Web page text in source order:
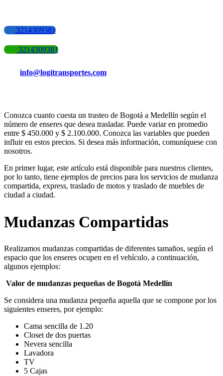
3214309381
3214309381
info@logitransportes.com
Conozca cuanto cuesta un trasteo de Bogotá a Medellín según el
número de enseres que desea trasladar. Puede variar en promedio
entre $ 450.000 y $ 2.100.000. Conozca las variables que pueden
influir en estos precios. Si desea más información, comuníquese con
nosotros.
En primer lugar, este artículo está disponible para nuestros clientes,
por lo tanto, tiene ejemplos de precios para los servicios de mudanza
compartida, express, traslado de motos y traslado de muebles de
ciudad a ciudad.
Mudanzas Compartidas
Realizamos mudanzas compartidas de diferentes tamaños, según el
espacio que los enseres ocupen en el vehículo, a continuación,
algunos ejemplos:
Valor de mudanzas pequeñas de Bogotá Medellín
Se considera una mudanza pequeña aquella que se compone por los
siguientes enseres, por ejemplo:
Cama sencilla de 1.20
Closet de dos puertas
Nevera sencilla
Lavadora
TV
5 Cajas